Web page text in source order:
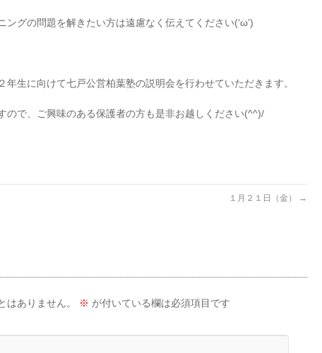
ングの問題を解きたい方は遠慮なく伝えてください(‘ω’)
生に向けて七戸公営柏葉塾の説明会を行わせていただきます。
ので、ご興味のある保護者の方も是非お越しください(^^)/
１月２１日（金） →
はありません。 ※ が付いている欄は必須項目です